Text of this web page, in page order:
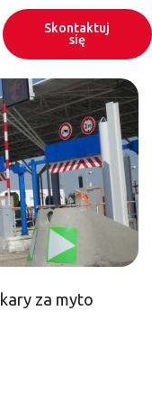
Skontaktuj
się
za myto